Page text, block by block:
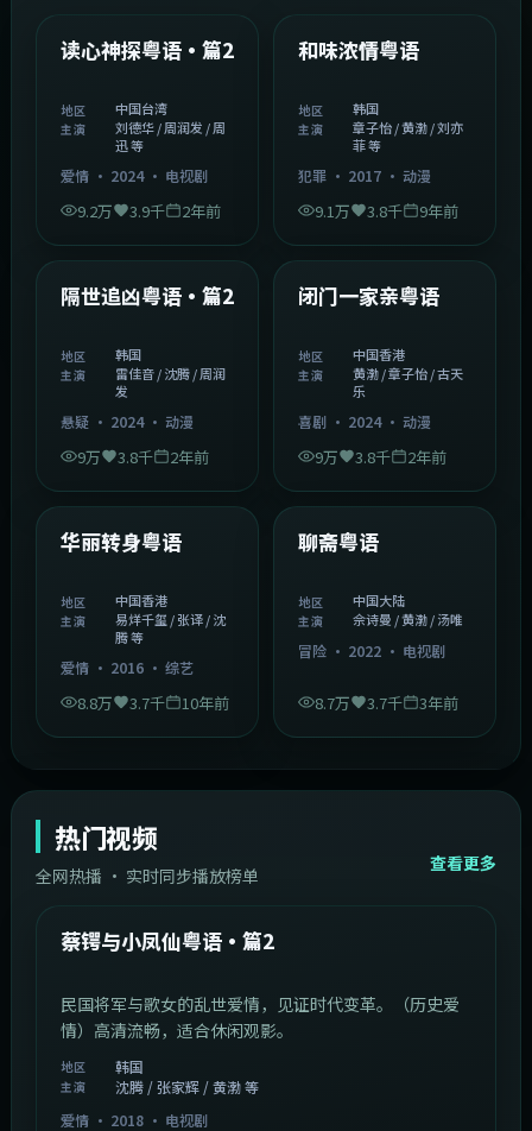
精选
读心神探粤语·篇2
地区 中国台湾
主演
刘德华 / 周润发 / 周
迅 等
爱情· 2024· 电视剧
9.2万 3.9千 2年前
精选
和味浓情粤语
地区 韩国
主演
章子怡 / 黄渤 / 刘亦
菲 等
犯罪· 2017· 动漫
9.1万 3.8千 9年前
精选
隔世追凶粤语·篇2
地区 韩国
主演
雷佳音 / 沈腾 / 周润
发
悬疑· 2024· 动漫
9万 3.8千 2年前
精选
闭门一家亲粤语
地区 中国香港
主演
黄渤 / 章子怡 / 古天
乐
喜剧· 2024· 动漫
9万 3.8千 2年前
精选
华丽转身粤语
地区 中国香港
主演
易烊千玺 / 张译 / 沈
腾 等
爱情· 2016· 综艺
8.8万 3.7千 10年前
精选
聊斋粤语
地区 中国大陆
主演 佘诗曼 / 黄渤 / 汤唯
冒险· 2022· 电视剧
8.7万 3.7千 3年前
热门视频
全网热播 · 实时同步播放榜单
查看更多
热门
韩国 44:14
蔡锷与小凤仙粤语·篇2
民国将军与歌女的乱世爱情，见证时代变革。（历史爱
情）高清流畅，适合休闲观影。
地区 韩国
主演
沈腾 / 张家辉 / 黄渤 等
爱情· 2018· 电视剧